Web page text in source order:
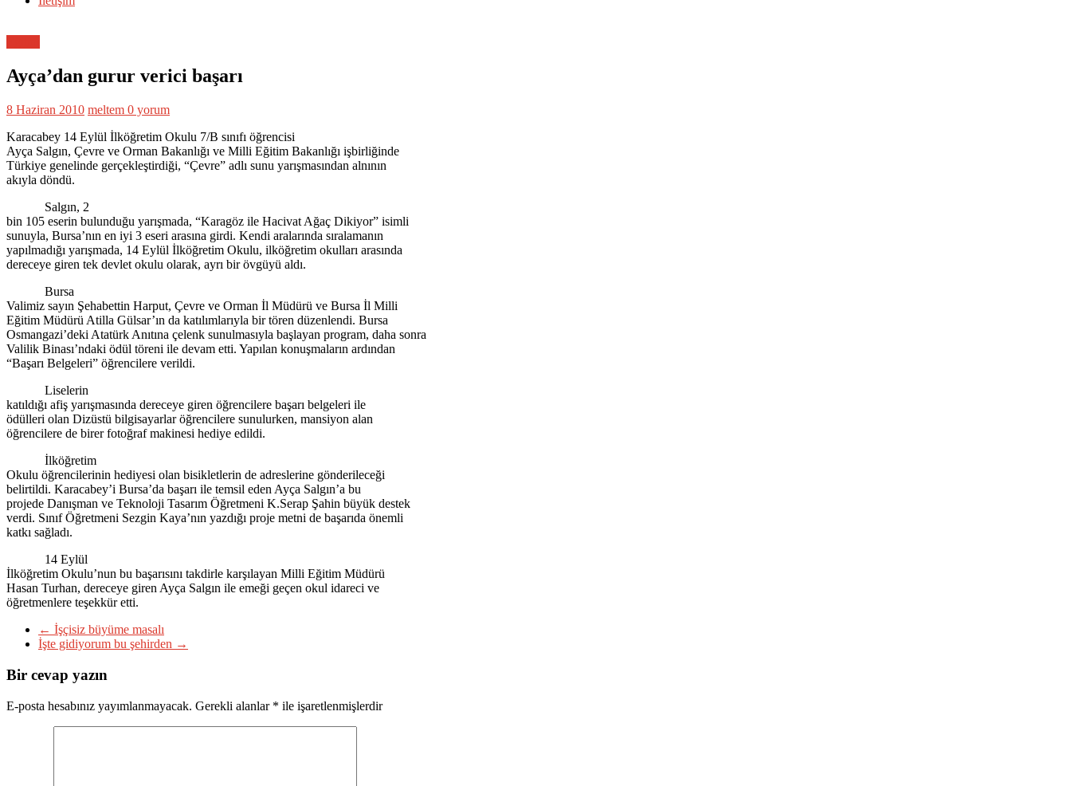
Ayça’dan gurur verici başarı
8 Haziran 2010 meltem 0 yorum
Karacabey 14 Eylül İlköğretim Okulu 7/B sınıfı öğrencisi
Ayça Salgın, Çevre ve Orman Bakanlığı ve Milli Eğitim Bakanlığı işbirliğinde
Türkiye genelinde gerçekleştirdiği, “Çevre” adlı sunu yarışmasından alnının
akıyla döndü.
Salgın, 2
bin 105 eserin bulunduğu yarışmada, “Karagöz ile Hacivat Ağaç Dikiyor” isimli
sunuyla, Bursa’nın en iyi 3 eseri arasına girdi. Kendi aralarında sıralamanın
yapılmadığı yarışmada, 14 Eylül İlköğretim Okulu, ilköğretim okulları arasında
dereceye giren tek devlet okulu olarak, ayrı bir övgüyü aldı.
Bursa
Valimiz sayın Şehabettin Harput, Çevre ve Orman İl Müdürü ve Bursa İl Milli
Eğitim Müdürü Atilla Gülsar’ın da katılımlarıyla bir tören düzenlendi. Bursa
Osmangazi’deki Atatürk Anıtına çelenk sunulmasıyla başlayan program, daha sonra
Valilik Binası’ndaki ödül töreni ile devam etti. Yapılan konuşmaların ardından
“Başarı Belgeleri” öğrencilere verildi.
Liselerin
katıldığı afiş yarışmasında dereceye giren öğrencilere başarı belgeleri ile
ödülleri olan Dizüstü bilgisayarlar öğrencilere sunulurken, mansiyon alan
öğrencilere de birer fotoğraf makinesi hediye edildi.
İlköğretim
Okulu öğrencilerinin hediyesi olan bisikletlerin de adreslerine gönderileceği
belirtildi. Karacabey’i Bursa’da başarı ile temsil eden Ayça Salgın’a bu
projede Danışman ve Teknoloji Tasarım Öğretmeni K.Serap Şahin büyük destek
verdi. Sınıf Öğretmeni Sezgin Kaya’nın yazdığı proje metni de başarıda önemli
katkı sağladı.
14 Eylül
İlköğretim Okulu’nun bu başarısını takdirle karşılayan Milli Eğitim Müdürü
Hasan Turhan, dereceye giren Ayça Salgın ile emeği geçen okul idareci ve
öğretmenlere teşekkür etti.
← İşçisiz büyüme masalı
İşte gidiyorum bu şehirden →
Bir cevap yazın
E-posta hesabınız yayımlanmayacak. Gerekli alanlar * ile işaretlenmişlerdir